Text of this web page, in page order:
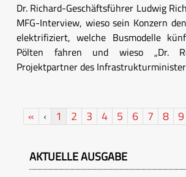
Dr. Richard-Geschäftsführer Ludwig
MFG-Interview, wieso sein Konzern
elektrifiziert, welche Busmodelle
Pölten fahren und wieso „Dr.
Projektpartner des
« ‹ 1 2 3 4 5 6 7 8 9
AKTUELLE AUSGABE